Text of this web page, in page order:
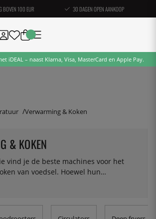
BOVEN 100 EUR 30 DAGEN OPEN AANKOOP
iDEAL – naast Klarna, Visa, MasterCard en Apple Pay.
Verwarming & Koken
& KOKEN
vind je de beste machines voor het
van voedsel. Hoewel hun
verschillen, zijn ze verenigd door de
precieze temperatuur te houden, is
vereist, net als het krijgen van een